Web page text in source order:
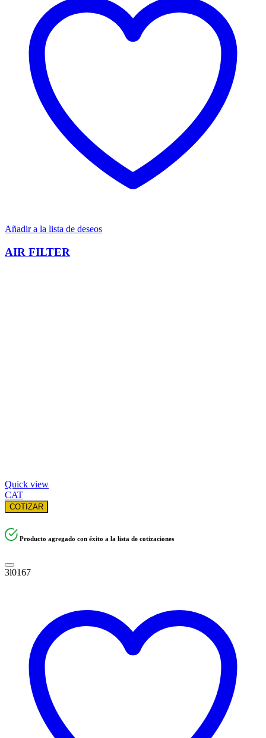
Añadir a la lista de deseos
AIR FILTER
Quick view
CAT
COTIZAR
Producto agregado con éxito a la lista de cotizaciones
3l0167